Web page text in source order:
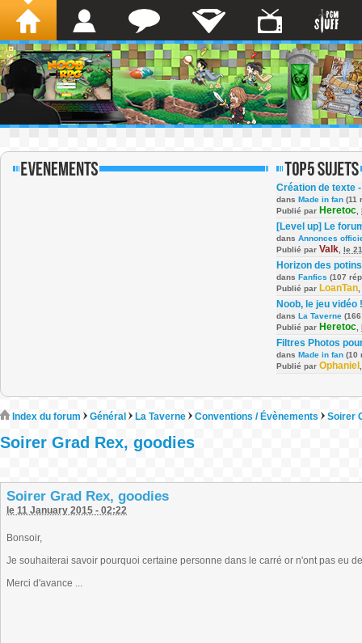
Création de texte
dans Made in fan (11
Publié par Heretoc
[Level up] Le
dans Annonces
Publié par Valk le
Horizon des potins
dans Fanfics (107
Publié par LoanTan
Noob, le jeu vidéo !
dans La Taverne
Publié par Heretoc
Filtres Photos
dans Made in fan (10
Publié par Ophaniel
Index du forum Général La Taverne Conventions / Évènements Soirer
Soirer Grad Rex, goodies
Soirer Grad Rex, goodies
le 11 January 2015 - 02:22
Bonsoir,
Je souhaiterai savoir pourquoi certaine personne dans le carré or n'ont pas eu
Merci d'avance ...